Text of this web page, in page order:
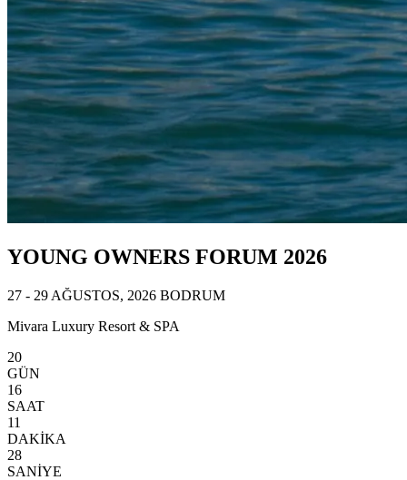
YOUNG OWNERS FORUM 2026
27 - 29 AĞUSTOS, 2026 BODRUM
Mivara Luxury Resort & SPA
20
GÜN
16
SAAT
11
DAKİKA
25
SANİYE